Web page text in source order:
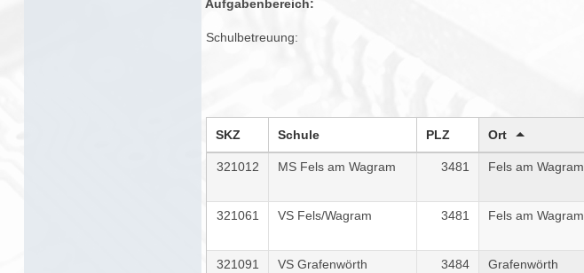
Aufgabenbereich:
Schulbetreuung:
SKZ Schule PLZ Ort
321012 MS Fels am Wagram 3481 Fels am Wagram
321061
VS Fels/Wagram 3481 Fels am Wagram
321091
VS Grafenwörth 3484 Grafenwörth